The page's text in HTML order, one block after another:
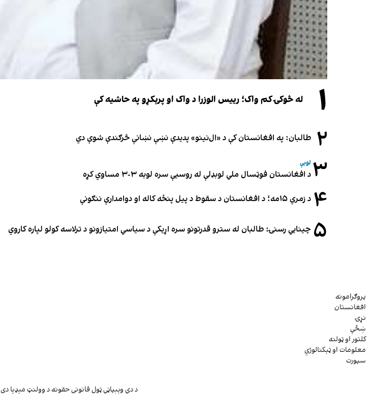
۱ له څوکۍ کم واک؛ رییس الوزرا د واک او پرېکړو په حاشیه کې
۲ طالبان: په افغانستان کې د «ال‌نینو» پدیدې نښې نښانې څرګندې شوې دي
۳ لوبې
د افغانستان فوټسال ملي لوبډلې له روسیې سره لوبه ۳-۳ مساوي کړه
۴ د زمري ۱۵مه؛ د افغانستان د سقوط د پیل پنځه کاله او دوامدارې ننګونې
۵ چینایي رسنۍ: طالبان له سترو قدرتونو سره اړیکې د سیاسي امتیازونو د ترلاسه کولو لپاره کاروي
پروګرامونه
افغانستان
نړۍ
ښځې
کلتور او ټولنه
معلومات او ټېکنالوژي
سپورت
د دې وېبپاڼې ټول قانوني حقونه د وولنټ میډیا دي